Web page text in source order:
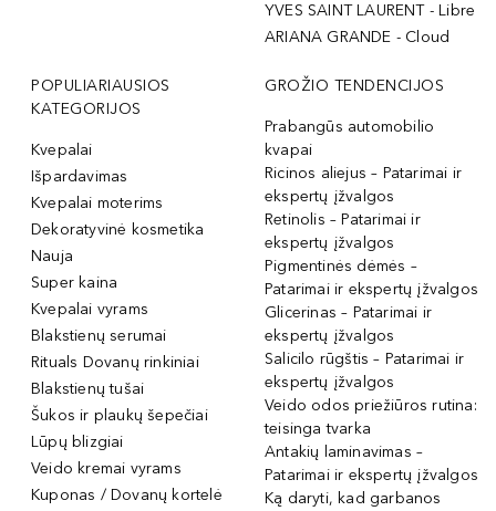
YVES SAINT LAURENT - Libre
ARIANA GRANDE - Cloud
POPULIARIAUSIOS
KATEGORIJOS
Kvepalai
Išpardavimas
Kvepalai moterims
Dekoratyvinė kosmetika
Nauja
Super kaina
Kvepalai vyrams
Blakstienų serumai
Rituals Dovanų rinkiniai
Blakstienų tušai
Šukos ir plaukų šepečiai
Lūpų blizgiai
Veido kremai vyrams
Kuponas / Dovanų kortelė
GROŽIO TENDENCIJOS
Prabangūs automobilio
kvapai
Ricinos aliejus – Patarimai ir
ekspertų įžvalgos
Retinolis – Patarimai ir
ekspertų įžvalgos
Pigmentinės dėmės –
Patarimai ir ekspertų įžvalgos
Glicerinas – Patarimai ir
ekspertų įžvalgos
Salicilo rūgštis – Patarimai ir
ekspertų įžvalgos
Veido odos priežiūros rutina:
teisinga tvarka
Antakių laminavimas –
Patarimai ir ekspertų įžvalgos
Ką daryti, kad garbanos